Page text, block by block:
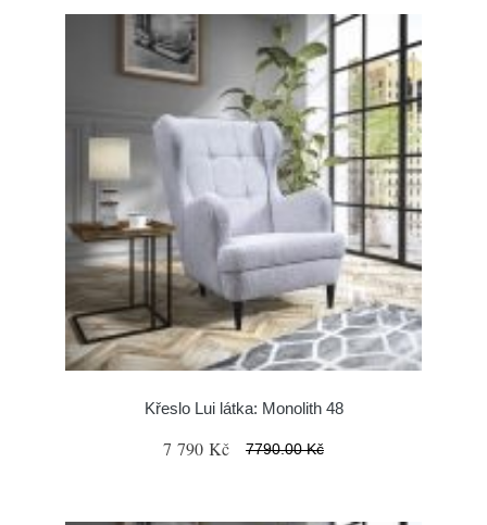
Křeslo Lui látka: Monolith 48
7 790 Kč 7790.00 Kč